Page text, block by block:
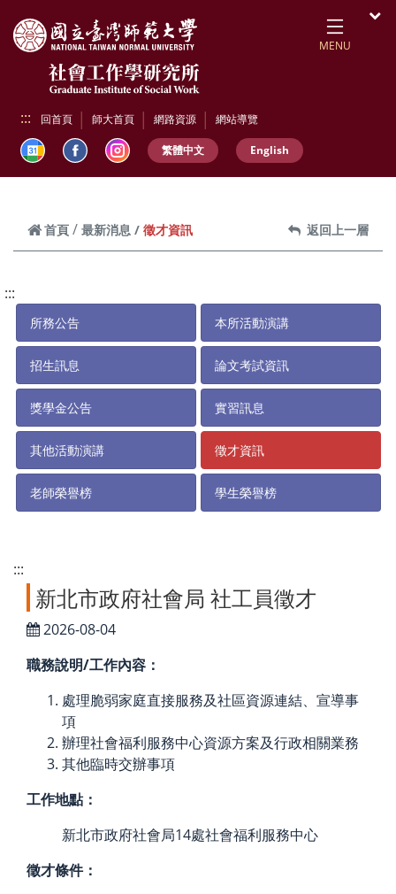
MENU
::: 回首頁 師大首頁 網路資源 網站導覽
繁體中文 English
首頁 最新消息 徵才資訊 返回上一層
:::
所務公告 本所活動演講
招生訊息 論文考試資訊
獎學金公告 實習訊息
其他活動演講 徵才資訊
老師榮譽榜 學生榮譽榜
:::
新北市政府社會局 社工員徵才
2026-08-04
職務說明/工作內容：
處理脆弱家庭直接服務及社區資源連結、宣導事
項
辦理社會福利服務中心資源方案及行政相關業務
其他臨時交辦事項
工作地點：
新北市政府社會局14處社會福利服務中心
徵才條件：